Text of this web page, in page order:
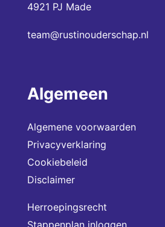
4921 PJ Made
team@rustinouderschap.nl
Algemeen
Algemene voorwaarden
Privacyverklaring
Cookiebeleid
Disclaimer
Herroepingsrecht